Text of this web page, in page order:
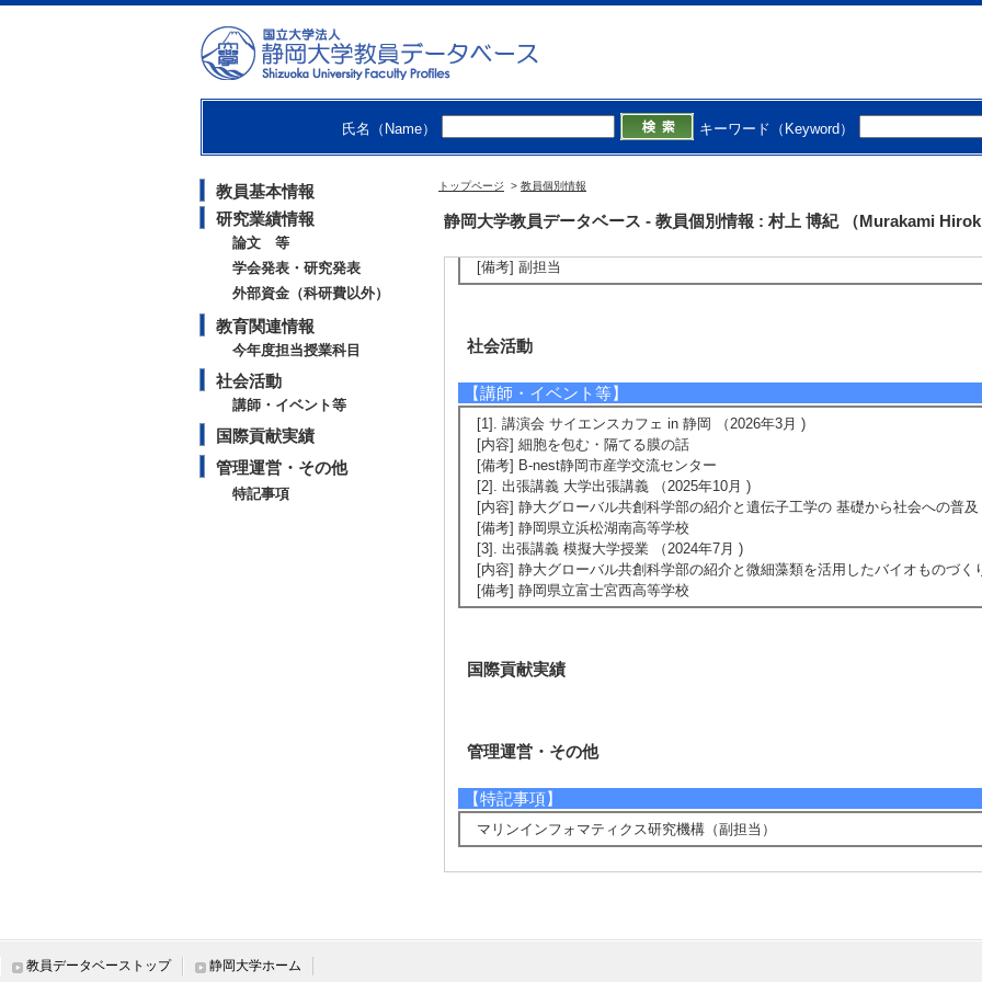
氏名（Name） キーワード（Keyword）
教員基本情報
研究業績情報
論文 等
学会発表・研究発表
外部資金（科研費以外）
教育関連情報
今年度担当授業科目
社会活動
講師・イベント等
国際貢献実績
管理運営・その他
特記事項
トップページ > 教員個別情報
静岡大学教員データベース - 教員個別情報 : 村上 博紀 （Murakami
[4]. 駿河湾ブルーオーシャン研究所：微生物生態系から紐解く海洋水産資源の
研究代表者
[備考] 副担当
[備考] 副担当
社会活動
【講師・イベント等】
[1]. 講演会 サイエンスカフェ in 静岡 （2026年3月 )
[内容] 細胞を包む・隔てる膜の話
[備考] B-nest静岡市産学交流センター
[2]. 出張講義 大学出張講義 （2025年10月 )
[内容] 静大グローバル共創科学部の紹介と遺伝子工学の 基礎から社会への普及
[備考] 静岡県立浜松湖南高等学校
[3]. 出張講義 模擬大学授業 （2024年7月 )
[内容] 静大グローバル共創科学部の紹介と微細藻類を活用したバイオものづく
[備考] 静岡県立富士宮西高等学校
国際貢献実績
管理運営・その他
【特記事項】
マリンインフォマティクス研究機構（副担当）
教員データベーストップ 静岡大学ホーム